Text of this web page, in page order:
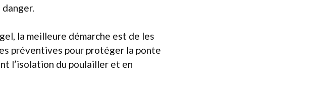
la meilleure démarche est de les
préventives pour protéger la ponte
l’isolation du poulailler et en